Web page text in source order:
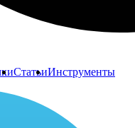
СтатьиИнструменты